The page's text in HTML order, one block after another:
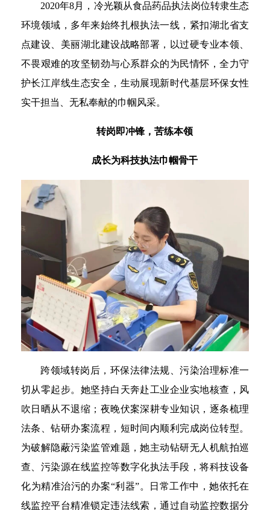
2020年8月，冷光颖从食品药品执法岗位转隶生态
环境领域，多年来始终扎根执法一线，紧扣湖北省支
点建设、美丽湖北建设战略部署，以过硬专业本领、
不畏艰难的攻坚韧劲与心系群众的为民情怀，全力守
护长江岸线生态安全，生动展现新时代基层环保女性
实干担当、无私奉献的巾帼风采。
转岗即冲锋，苦练本领
成长为科技执法巾帼骨干
跨领域转岗后，环保法律法规、污染治理标准一
切从零起步。她坚持白天奔赴工业企业实地核查，风
吹日晒从不退缩；夜晚伏案深耕专业知识，逐条梳理
法条、钻研办案流程，短时间内顺利完成岗位转型。
为破解隐蔽污染监管难题，她主动钻研无人机航拍巡
查、污染源在线监控等数字化执法手段，将科技设备
化为精准治污的办案“利器”。日常工作中，她依托在
线监控平台精准锁定违法线索，通过自动监控数据分